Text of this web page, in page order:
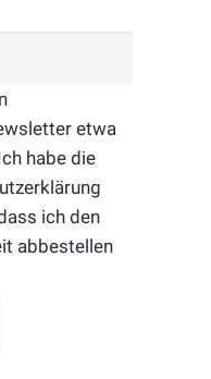
etwa
habe die
ich den
abbestellen